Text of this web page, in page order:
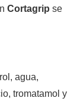
Cortagrip se
agua,
tromatamol y